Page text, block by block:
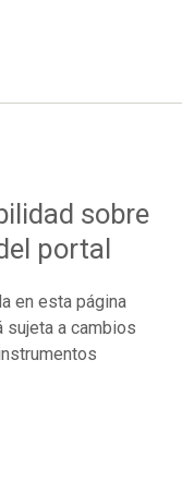
sobre
portal
en esta página
sujeta a cambios